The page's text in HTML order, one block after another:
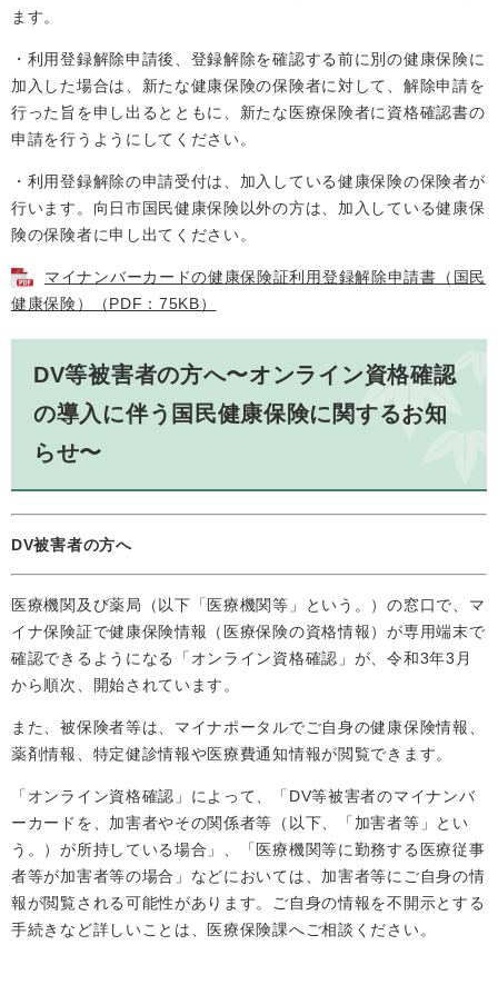
ます。
・利用登録解除申請後、登録解除を確認する前に別の健康保険に
加入した場合は、新たな健康保険の保険者に対して、解除申請を
行った旨を申し出るとともに、新たな医療保険者に資格確認書の
申請を行うようにしてください。
・利用登録解除の申請受付は、加入している健康保険の保険者が
行います。向日市国民健康保険以外の方は、加入している健康保
険の保険者に申し出てください。
マイナンバーカードの健康保険証利用登録解除申請書（国民
健康保険）（PDF：75KB）
DV等被害者の方へ〜オンライン資格確認
の導入に伴う国民健康保険に関するお知
らせ〜
DV被害者の方へ
医療機関及び薬局（以下「医療機関等」という。）の窓口で、マ
イナ保険証で健康保険情報（医療保険の資格情報）が専用端末で
確認できるようになる「オンライン資格確認」が、令和3年3月
から順次、開始されています。
また、被保険者等は、マイナポータルでご自身の健康保険情報、
薬剤情報、特定健診情報や医療費通知情報が閲覧できます。
「オンライン資格確認」によって、「DV等被害者のマイナンバ
ーカードを、加害者やその関係者等（以下、「加害者等」とい
う。）が所持している場合」、「医療機関等に勤務する医療従事
者等が加害者等の場合」などにおいては、加害者等にご自身の情
報が閲覧される可能性があります。ご自身の情報を不開示とする
手続きなど詳しいことは、医療保険課へご相談ください。